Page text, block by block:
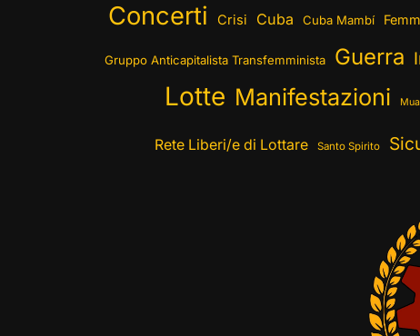
Concerti Crisi Cuba Cuba Mambí
Gruppo Anticapitalista Transfemminista Guerra
Lotte Manifestazioni
Rete Liberi/e di Lottare Santo Spirito